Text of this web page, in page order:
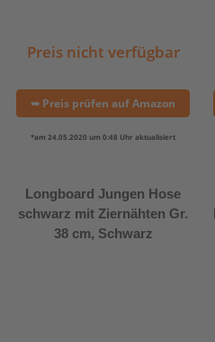
Preis nicht verfügbar
➥ Preis prüfen auf Amazon
*am 24.05.2020 um 0:48 Uhr aktualisiert
Longboard Jungen Hose
schwarz mit Ziernähten Gr.
38 cm, Schwarz